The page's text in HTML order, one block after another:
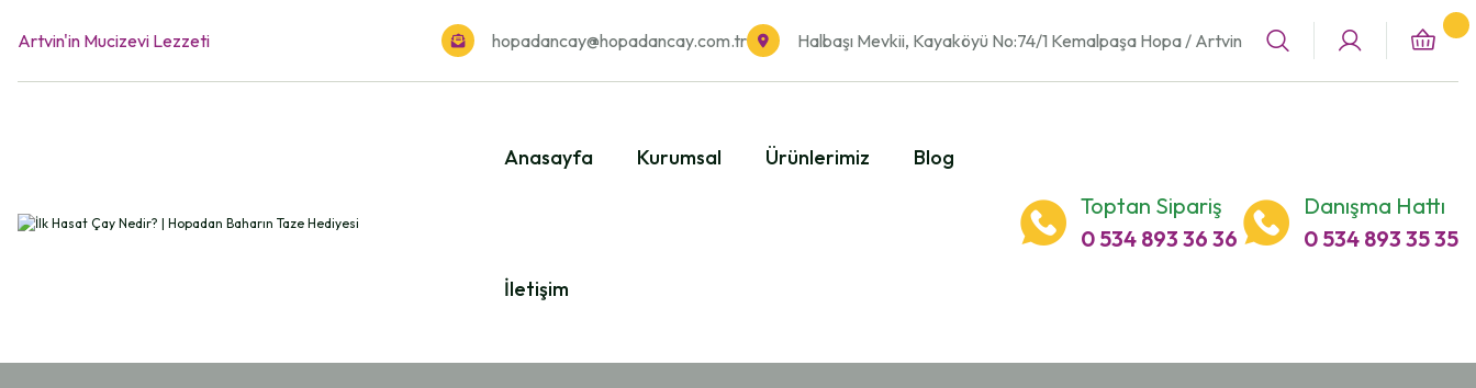
Artvin'in Mucizevi Lezzeti hopadancay@hopadancay.com.tr Halbaşı Mevkii, Kayaköyü No:74/1 Kemalpaşa Hopa / Artvin
Anasayfa Kurumsal Ürünlerimiz Blog
İletişim
Toptan Sipariş
0 534 893 36 36
Danışma Hattı
0 534 893 35 35